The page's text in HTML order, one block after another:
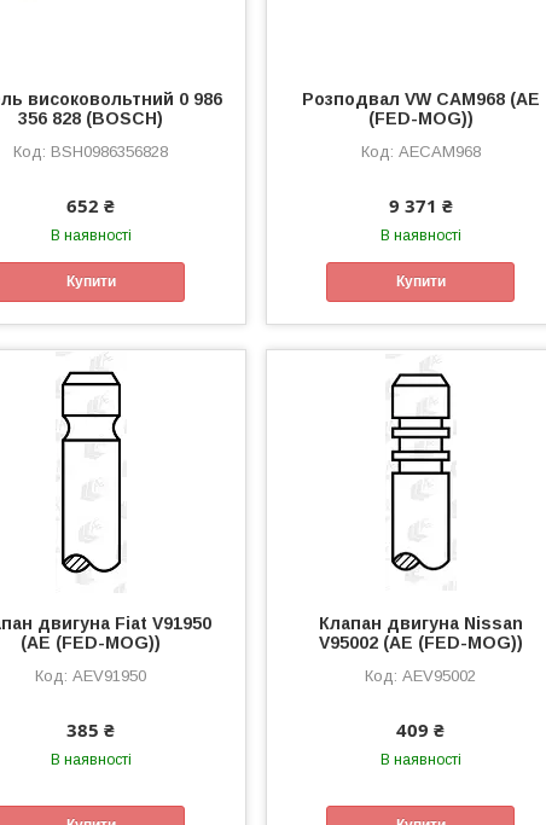
високовольтний 0 986
356 828 (BOSCH)
BSH0986356828
652 ₴
В наявності
Купити
Розподвал VW CAM968 (AE
(FED-MOG))
AECAM968
9 371 ₴
В наявності
Купити
двигуна Fiat V91950
(AE (FED-MOG))
AEV91950
385 ₴
В наявності
Клапан двигуна Nissan
V95002 (AE (FED-MOG))
AEV95002
409 ₴
В наявності